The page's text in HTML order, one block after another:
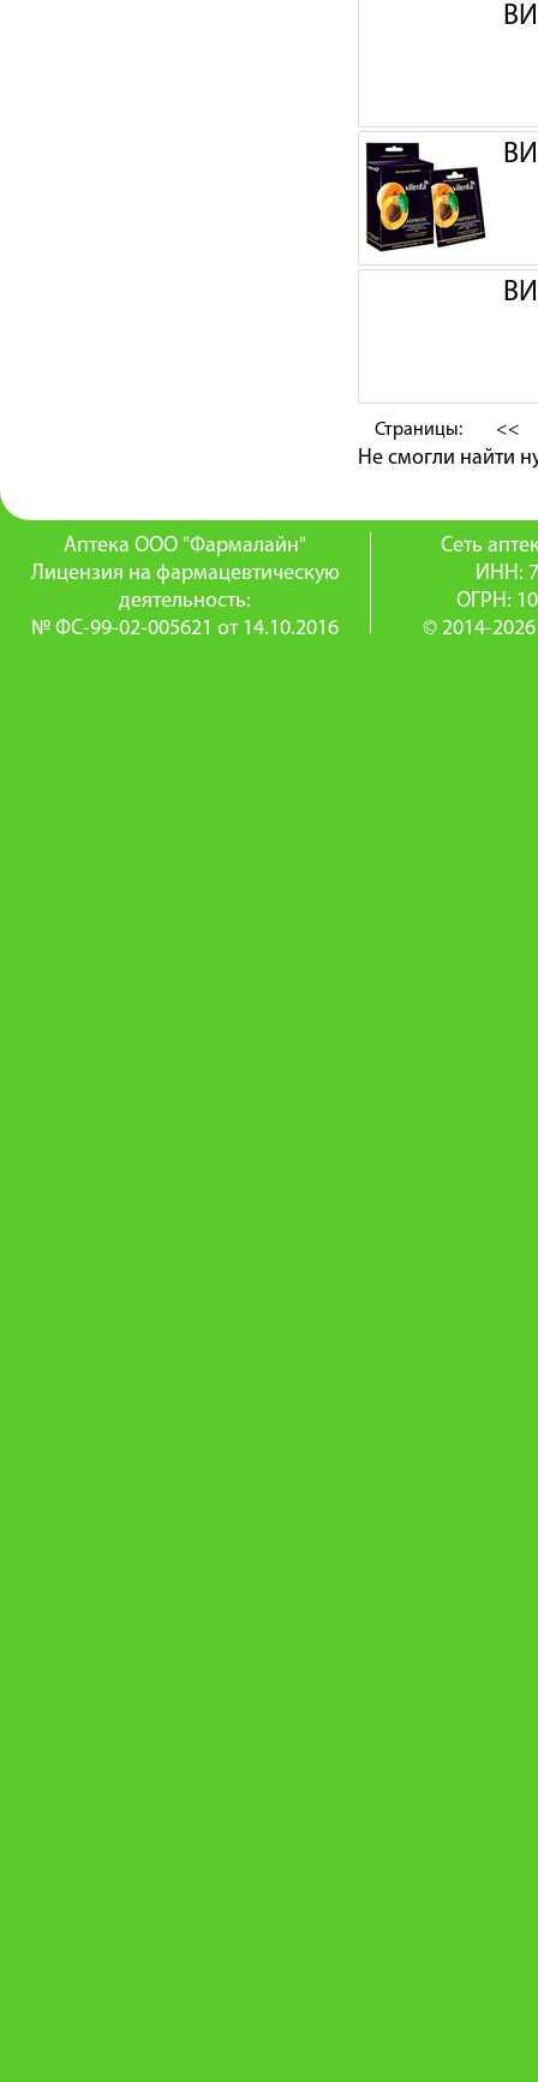
Страницы: <<
Не смогли найти
Аптека ООО "Фармалайн"
Лицензия на фармацевтическую
деятельность:
№ ФС-99-02-005621 от 14.10.2016
Сеть
ИНН:
ОГРН:
© 2014-